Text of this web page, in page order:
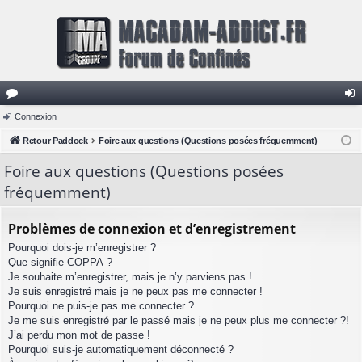
or
u
m
s
ne
Connexion
Retour Paddock Foire aux questions (Questions posées fréquemment)
Foire aux questions (Questions posées
fréquemment)
Problèmes de connexion et d’enregistrement
Pourquoi dois-je m’enregistrer ?
Que signifie COPPA ?
Je souhaite m’enregistrer, mais je n’y parviens pas !
Je suis enregistré mais je ne peux pas me connecter !
Pourquoi ne puis-je pas me connecter ?
Je me suis enregistré par le passé mais je ne peux plus me connecter ?!
J’ai perdu mon mot de passe !
Pourquoi suis-je automatiquement déconnecté ?